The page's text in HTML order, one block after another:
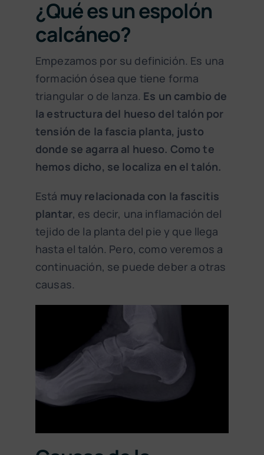
¿Qué es un espolón
calcáneo?
Empezamos por su definición. Es una
formación ósea que tiene forma
triangular o de lanza. Es un cambio de
la estructura del hueso del talón por
tensión de la fascia planta, justo
donde se agarra al hueso. Como te
hemos dicho, se localiza en el talón.
Está muy relacionada con la fascitis
plantar, es decir, una inflamación del
tejido de la planta del pie y que llega
hasta el talón. Pero, como veremos a
continuación, se puede deber a otras
causas.